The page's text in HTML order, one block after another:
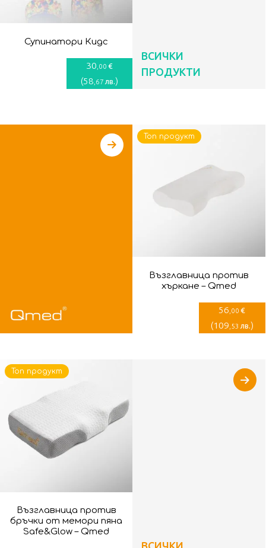
Супинатори Кидс
30 ,00 €
(58 ,67 лв.)
ВСИЧКИ
ПРОДУКТИ
Възглавница против
хъркане – Qmed
56 ,00 €
(109 ,53 лв.)
Топ продукт
Възглавница против
бръчки от мемори пяна
Safe&Glow – Qmed
Топ продукт